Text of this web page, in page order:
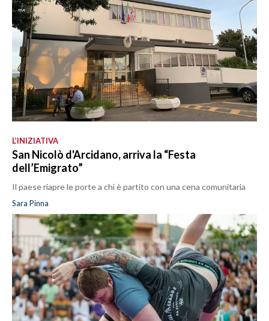
L’INIZIATIVA
San Nicolò d'Arcidano, arriva la “Festa
dell’Emigrato”
Il paese riapre le porte a chi è partito con una cena comunitaria
Sara Pinna